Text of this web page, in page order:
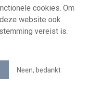
feed
cookies. Om
website ook
vereist is.
Neen, bedankt